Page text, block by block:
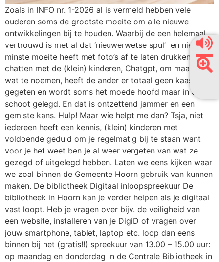
Zoals in INFO nr. 1-2026 al is vermeld hebben vele
ouderen soms de grootste moeite om alle nieuwe
ontwikkelingen bij te houden. Waarbij de een helemaal
vertrouwd is met al dat ‘nieuwerwetse spul’ en niet de
minste moeite heeft met foto’s af te laten drukken,
chatten met de (klein) kinderen, Chatgpt, om maar eens
wat te noemen, heeft de ander er totaal geen kaas van
gegeten en wordt soms het moede hoofd maar in de
schoot gelegd. En dat is ontzettend jammer en een
gemiste kans. Hulp! Maar wie helpt me dan? Tsja, niet
iedereen heeft een kennis, (klein) kinderen met
voldoende geduld om je regelmatig bij te staan want
voor je het weet ben je al weer vergeten van wat ze
gezegd of uitgelegd hebben. Laten we eens kijken waar
we zoal binnen de Gemeente Hoorn gebruik van kunnen
maken. De bibliotheek Digitaal inloopspreekuur De
bibliotheek in Hoorn kan je verder helpen als je digitaal
vast loopt. Heb je vragen over bijv. de veiligheid van
een website, installeren van je DigiD of vragen over
jouw smartphone, tablet, laptop etc. loop dan eens
binnen bij het (gratis!!) spreekuur van 13.00 – 15.00 uur:
op maandag en donderdag in de Centrale Bibliotheek in